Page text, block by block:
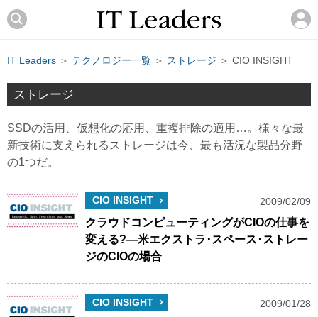
IT Leaders ＞ テクノロジー一覧 ＞ ストレージ ＞ CIO INSIGHT
ストレージ
SSDの活用、仮想化の応用、重複排除の適用…。様々な最
新技術に支えられるストレージは今、最も活況な製品分野
の1つだ。
CIO INSIGHT 2009/02/09
クラウドコンピューティングがCIOの仕事を
変える?―米エクストラ･スペース･ストレー
ジのCIOの場合
CIO INSIGHT 2009/01/28